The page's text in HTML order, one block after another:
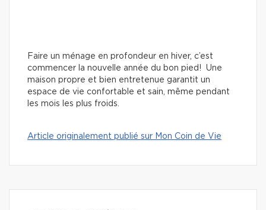
Faire un ménage en profondeur en hiver, c’est
commencer la nouvelle année du bon pied! Une
maison propre et bien entretenue garantit un
espace de vie confortable et sain, même pendant
les mois les plus froids.
Article originalement publié sur Mon Coin de Vie